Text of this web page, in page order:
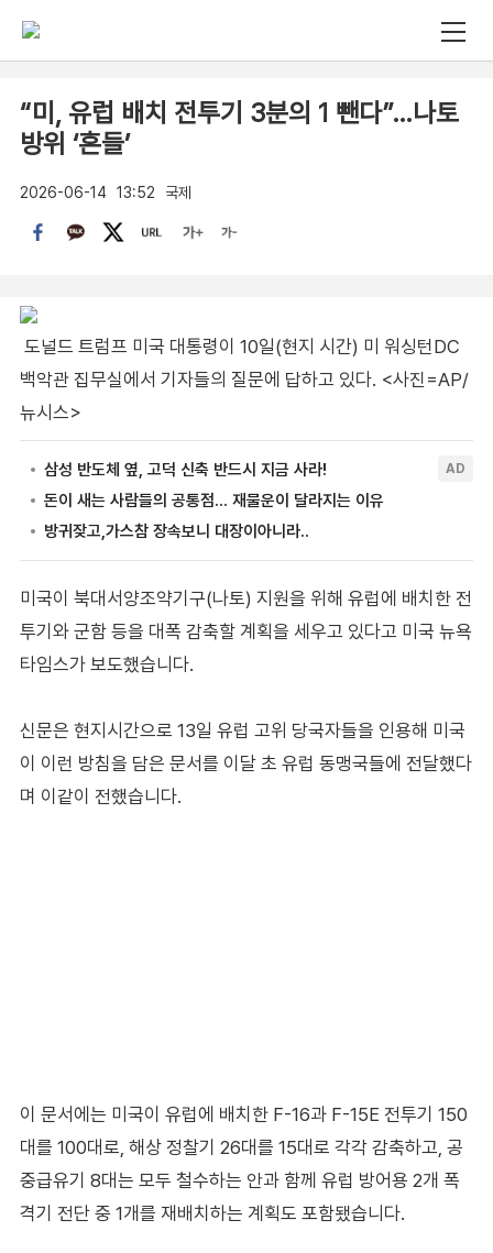
“미, 유럽 배치 전투기 3분의 1 뺀다”…나토
방위 ‘흔들’
2026-06-14 13:52 국제
도널드 트럼프 미국 대통령이 10일(현지 시간) 미 워싱턴DC
백악관 집무실에서 기자들의 질문에 답하고 있다. <사진=AP/
뉴시스>
미국이 북대서양조약기구(나토) 지원을 위해 유럽에 배치한 전
투기와 군함 등을 대폭 감축할 계획을 세우고 있다고 미국 뉴욕
타임스가 보도했습니다.
신문은 현지시간으로 13일 유럽 고위 당국자들을 인용해 미국
이 이런 방침을 담은 문서를 이달 초 유럽 동맹국들에 전달했다
며 이같이 전했습니다.
이 문서에는 미국이 유럽에 배치한 F-16과 F-15E 전투기 150
대를 100대로, 해상 정찰기 26대를 15대로 각각 감축하고, 공
중급유기 8대는 모두 철수하는 안과 함께 유럽 방어용 2개 폭
격기 전단 중 1개를 재배치하는 계획도 포함됐습니다.